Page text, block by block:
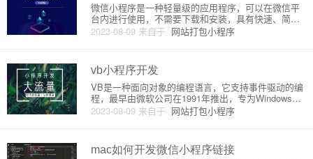
2023-08-09 来自于 网站打包小程序
微信小程序是一种轻量级的应用程序，可以在微信平
台内进行使用，不需要下载和安装，具有快速、简
洁、易用等特点。安卓开发微信小程序需要使用微信
小程序开发工具，下面就来详细介绍一下这个工具。
一款专为微信小程序开发者而开
vb小程序开发
2023-08-09 来自于 网站打包小程序
VB是一种面向对象的编程语言，它支持事件驱动的编
程，最早由微软公司在1991年推出，专为Windows操
作系统开发。VB小程序开发，即使用VB语言进行编
写，制作各种形式的小型软件。下面就来介绍一下VB
语言的开
mac如何开发微信小程序链接